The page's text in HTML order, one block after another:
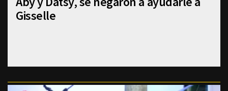
Gisselle